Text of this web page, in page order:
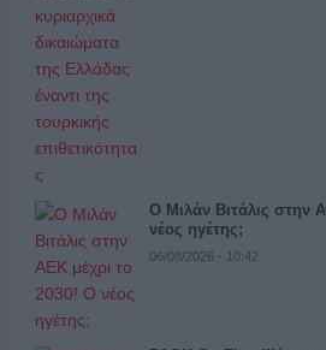
Ο Μιλάν Βιτάλις στην
νέος ηγέτης;
06/08/2026 - 10:42